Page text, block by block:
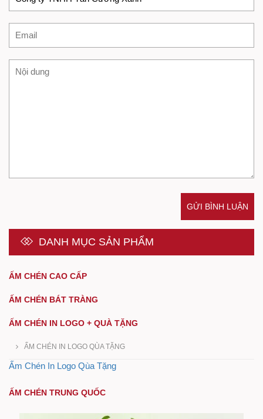
GỬI BÌNH LUẬN
DANH MỤC SẢN PHẨM
ẤM CHÉN CAO CẤP
ẤM CHÉN BÁT TRÀNG
ẤM CHÉN IN LOGO + QUÀ TẶNG
ẤM CHÉN IN LOGO QÙA TẶNG
Ấm Chén In Logo Qùa Tặng
ẤM CHÉN TRUNG QUỐC